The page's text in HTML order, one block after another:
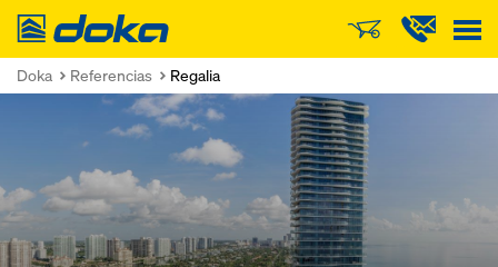
Doka
Doka Referencias Regalia